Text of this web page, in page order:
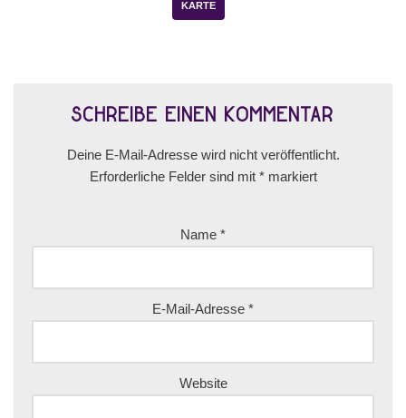
KARTE
Schreibe einen Kommentar
Deine E-Mail-Adresse wird nicht veröffentlicht.
Erforderliche Felder sind mit *markiert
Name *
E-Mail-Adresse *
Website